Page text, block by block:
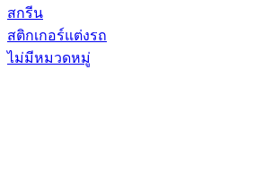
สกรีน
สติกเกอร์แต่งรถ
ไม่มีหมวดหมู่